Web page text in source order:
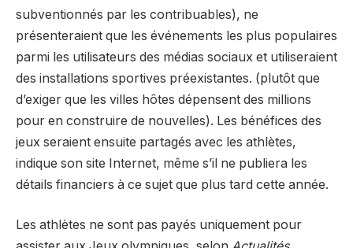
subventionnés par les contribuables), ne
présenteraient que les événements les plus populaires
parmi les utilisateurs des médias sociaux et utiliseraient
des installations sportives préexistantes. (plutôt que
d’exiger que les villes hôtes dépensent des millions
pour en construire de nouvelles). Les bénéfices des
jeux seraient ensuite partagés avec les athlètes,
indique son site Internet, même s’il ne publiera les
détails financiers à ce sujet que plus tard cette année.
Les athlètes ne sont pas payés uniquement pour